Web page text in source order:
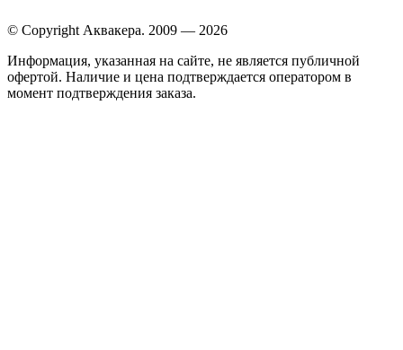
© Copyright Аквакера. 2009 — 2026
Информация, указанная на сайте, не является публичной
офертой. Наличие и цена подтверждается оператором в
момент подтверждения заказа.